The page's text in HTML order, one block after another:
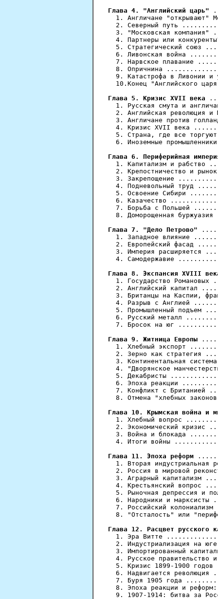
Глава 4. "Английский царь"
1. Англичане "открывают"
2. Северный путь
3. "Московская компания"
4. Партнеры или
5. Стратегический союз
6. Ливонская война
7. Нарвское плавание
8. Опричнина
9. Катастрофа в Ливонии и
10.Конец "Английского
Глава 5. Кризис XVII века
1. Русская смута и
2. Английская революция и
3. Англичане против
4. Кризис XVII века
5. Страна, где все
6. Иноземные
Глава 6. Периферийная
1. Капитализм и рабство
2. Крепостничество и
3. Закрепощение
4. Подневольный труд
5. Освоение Сибири
6. Казачество
7. Борьба с Польшей
8. Доморощенная буржуазия
Глава 7. "Дело Петрово"
1. Западное влияние
2. Европейский фасад
3. Империя расширяется
4. Самодержавие
Глава 8. Экспансия XVIII
1. Государство Романовых
2. Английский капитал
3. Британцы на Каспии,
4. Разрыв с Англией
5. Промышленный подъем
6. Русский металл
7. Бросок на юг
Глава 9. Житница Европы
1. Хлебный экспорт
2. Зерно как стратегия
3. Континентальная
4. "Дворянское
5. Декабристы
6. Эпоха реакции
7. Конфликт с Британией
8. Отмена "хлебных
Глава 10. Крымская война и
1. Хлебный вопрос
2. Экономический кризис
3. Война и блокада
4. Итоги войны
Глава 11. Эпоха реформ
1. Вторая индустриальная
2. Россия в мировой
3. Аграрный капитализм
4. Крестьянский вопрос
5. Рыночная депрессия и
6. Народники и марксисты
7. Российский колониализм
8. "Отсталость" или
Глава 12. Расцвет русского
1. Эра Витте
2. Индустриализация на
3. Импортированный
4. Русское правительство
5. Кризис 1899-1900 годов
6. Надвигается революция
7. Буря 1905 года
8. Эпоха реакции и
9. 1907-1914: битва за